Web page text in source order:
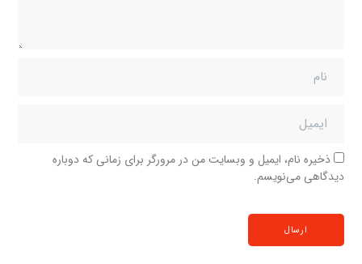
ذخیره نام، ایمیل و وبسایت من در مرورگر برای زمانی که دوباره
دیدگاهی می‌نویسم.